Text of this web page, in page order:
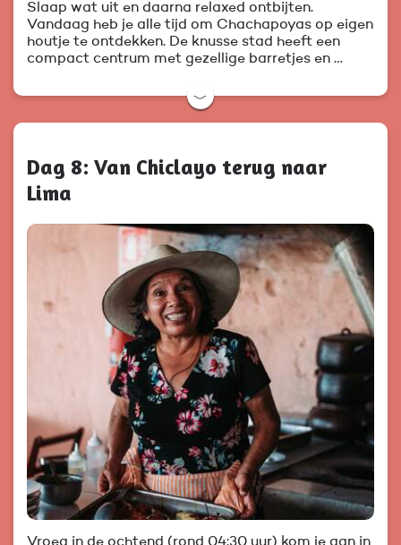
Slaap wat uit en daarna relaxed ontbijten.
Vandaag heb je alle tijd om Chachapoyas op eigen
houtje te ontdekken. De knusse stad heeft een
compact centrum met gezellige barretjes en …
﹀
Dag 8: Van Chiclayo terug naar
Lima